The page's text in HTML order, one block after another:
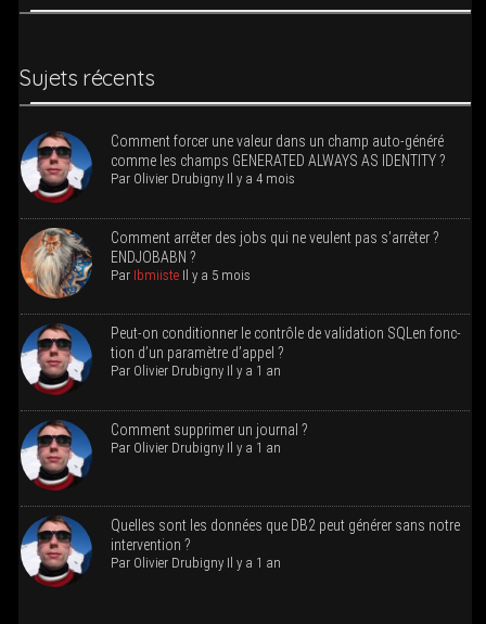
Sujets récents
Com­ment for­cer une valeur dans un champ auto-géné­ré
comme les champs GENERATED ALWAYS AS IDENTITY ?
Par Oli­vier Dru­bi­gny Il y a 4 mois
Com­ment arrê­ter des jobs qui ne veulent pas s’ar­rê­ter ?
ENDJOBABN ?
Par Ibmiiste Il y a 5 mois
Peut-on condi­tion­ner le contrôle de vali­da­tion SQLen fonc­
tion d’un para­mètre d’appel ?
Par Oli­vier Dru­bi­gny Il y a 1 an
Com­ment sup­pri­mer un journal ?
Par Oli­vier Dru­bi­gny Il y a 1 an
Quelles sont les don­nées que DB2 peut géné­rer sans notre
intervention ?
Par Oli­vier Dru­bi­gny Il y a 1 an